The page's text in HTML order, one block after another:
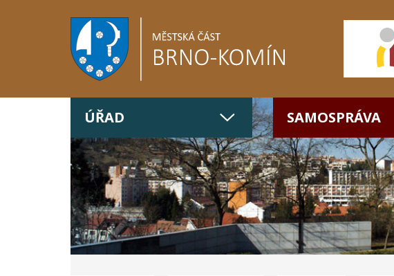
ÚŘAD SAMOSPRÁVA